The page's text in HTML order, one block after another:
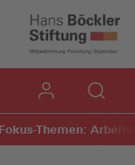
Inhaltsbereich
Fußbereich
Fokus-Themen: